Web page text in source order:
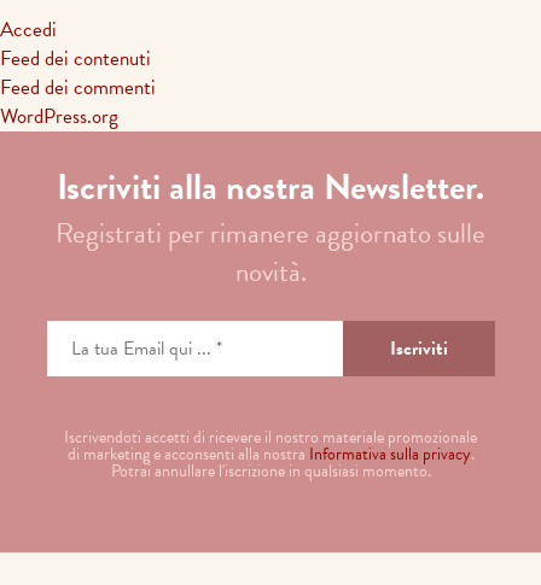
Accedi
Feed dei contenuti
Feed dei commenti
WordPress.org
Iscriviti alla nostra Newsletter.
Registrati per rimanere aggiornato sulle
novità.
Iscrivendoti accetti di ricevere il nostro materiale promozionale
di marketing e acconsenti alla nostra Informativa sulla privacy.
Potrai annullare l'iscrizione in qualsiasi momento.